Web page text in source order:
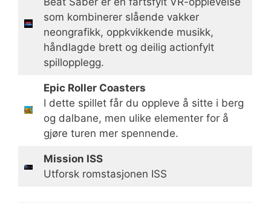
som kombinerer slående vakker
neongrafikk, oppkvikkende musikk,
håndlagde brett og deilig actionfylt
spillopplegg.
Epic Roller Coasters
I dette spillet får du oppleve å sitte i berg
og dalbane, men ulike elementer for å
gjøre turen mer spennende.
Mission ISS
Utforsk romstasjonen ISS